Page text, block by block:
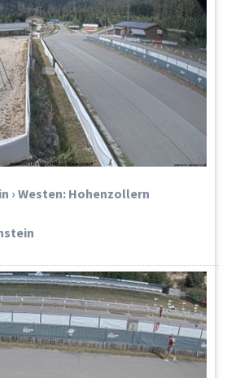
› Westen: Hohenzollern